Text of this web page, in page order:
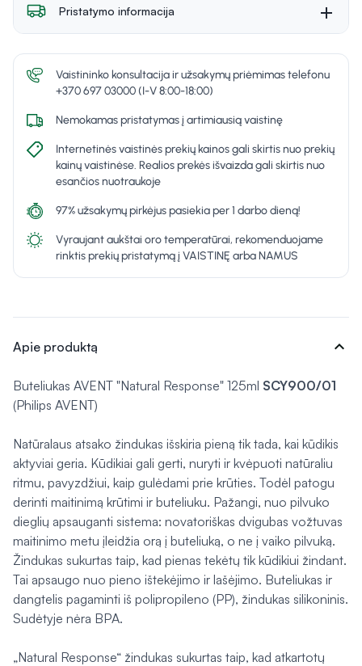
Pristatymo informacija
Vaistininko konsultacija ir užsakymų priėmimas telefonu
+370 697 03000 (I-V 8:00-18:00)
Nemokamas pristatymas į artimiausią vaistinę
Internetinės vaistinės prekių kainos gali skirtis nuo prekių
kainų vaistinėse. Realios prekės išvaizda gali skirtis nuo
esančios nuotraukoje
97% užsakymų pirkėjus pasiekia per 1 darbo dieną!
Vyraujant aukštai oro temperatūrai, rekomenduojame
rinktis prekių pristatymą į VAISTINĘ arba NAMUS
Apie produktą expand_more
Buteliukas AVENT "Natural Response" 125ml SCY900/01
(Philips AVENT)
Natūralaus atsako žindukas išskiria pieną tik tada, kai kūdikis
aktyviai geria. Kūdikiai gali gerti, nuryti ir kvėpuoti natūraliu
ritmu, pavyzdžiui, kaip gulėdami prie krūties. Todėl patogu
derinti maitinimą krūtimi ir buteliuku. Pažangi, nuo pilvuko
dieglių apsauganti sistema: novatoriškas dvigubas vožtuvas
maitinimo metu įleidžia orą į buteliuką, o ne į vaiko pilvuką.
Žindukas sukurtas taip, kad pienas tekėtų tik kūdikiui žindant.
Tai apsaugo nuo pieno ištekėjimo ir lašėjimo. Buteliukas ir
dangtelis pagaminti iš polipropileno (PP), žindukas silikoninis.
Sudėtyje nėra BPA.
„Natural Response“ žindukas sukurtas taip, kad atkartotų